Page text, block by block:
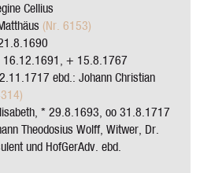
Cellius
(Nr. 6153)
16.12.1691, + 15.8.1767
ebd.: Johann Christian
* 29.8.1693, oo 31.8.1717
Theodosius Wolff, Witwer, Dr.
und HofGerAdv. ebd.